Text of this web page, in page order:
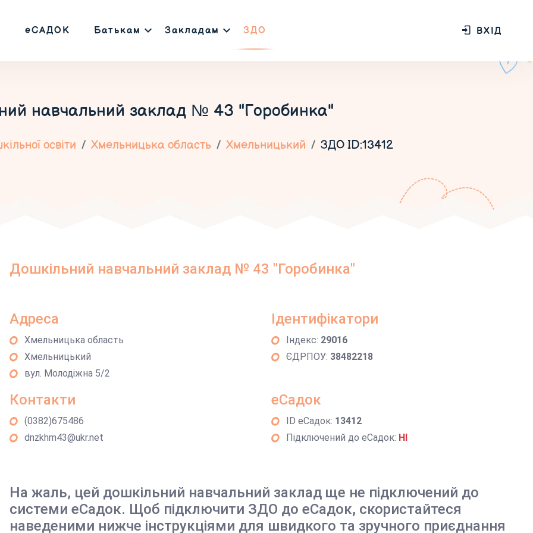
еСАДОК Батькам Закладам ЗДО ВХІД
навчальний заклад № 43 "Горобинка"
освіти Хмельницька область Хмельницький ЗДО ID:13412
Дошкільний навчальний заклад № 43 "Горобинка"
Адреса
Хмельницька область
Хмельницький
вул. Молодіжна 5/2
Ідентифікатори
Індекс: 29016
ЄДРПОУ: 38482218
Контакти
(0382)675486
dnzkhm43@ukr.net
еСадок
ID еСадок: 13412
Підключений до еСадок: НІ
На жаль, цей дошкільний навчальний заклад ще не підключений до
системи еСадок. Щоб підключити ЗДО до еСадок, скористайтеся
наведеними нижче інструкціями для швидкого та зручного приєднання